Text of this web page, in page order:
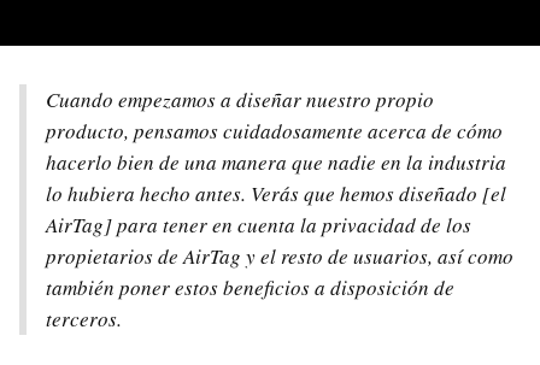
Cuando empezamos a diseñar nuestro propio
producto, pensamos cuidadosamente acerca de cómo
hacerlo bien de una manera que nadie en la industria
lo hubiera hecho antes. Verás que hemos diseñado [el
AirTag] para tener en cuenta la privacidad de los
propietarios de AirTag y el resto de usuarios, así como
también poner estos beneficios a disposición de
terceros.